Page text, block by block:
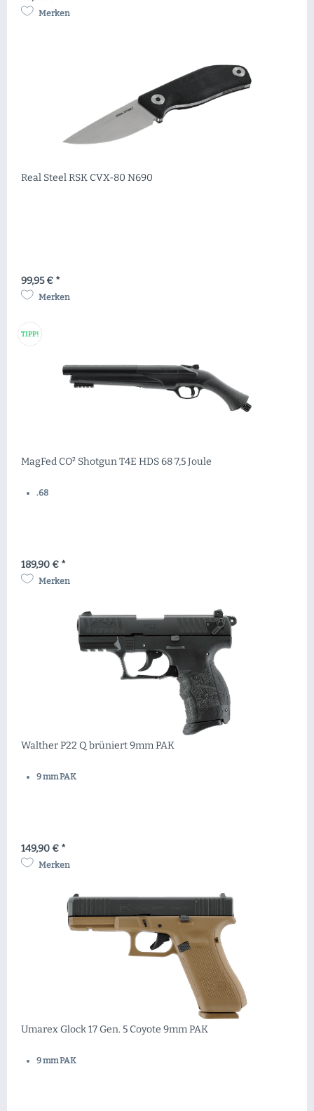
Merken
Real Steel RSK CVX-80 N690
99,95 € *
Merken
TIPP!
MagFed CO² Shotgun T4E HDS 68 7,5 Joule
.68
189,90 € *
Merken
Walther P22 Q brüniert 9mm PAK
9 mm PAK
149,90 € *
Merken
Umarex Glock 17 Gen. 5 Coyote 9mm PAK
9 mm PAK